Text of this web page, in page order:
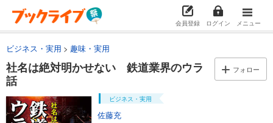
会員登録 ログイン メニュー
ビジネス・実用 趣味・実用
社名は絶対明かせない 鉄道業界のウラ
話
フォロー
ビジネス・実用
佐藤充